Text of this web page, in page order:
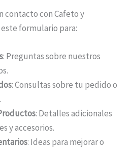
contacto con Cafeto y
formulario para:
: Preguntas sobre nuestros
: Consultas sobre tu pedido o
: Detalles adicionales
y accesorios.
: Ideas para mejorar o